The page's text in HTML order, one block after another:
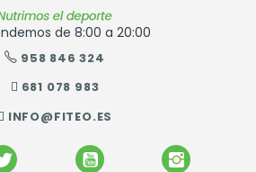
de 8:00 a 20:00
958 846 324
681 078 983
INFO@FITEO.ES
TWITTER YOUTUBE